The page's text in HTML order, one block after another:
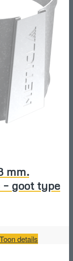
mm.
– goot type
Toon details